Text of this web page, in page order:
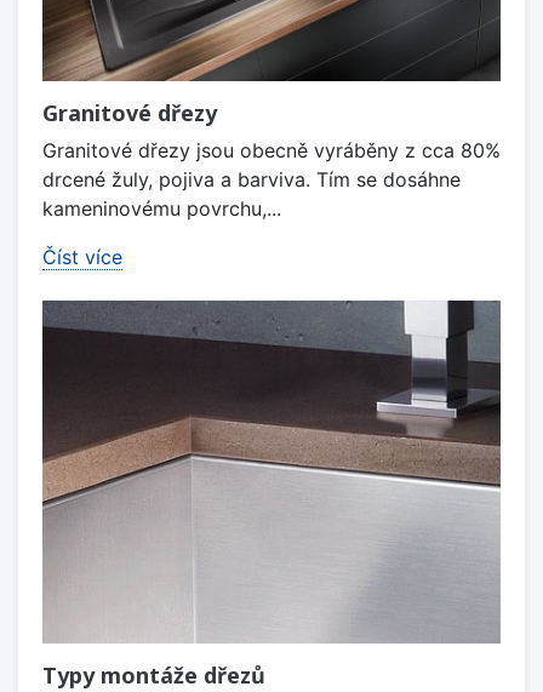
Granitové dřezy
Granitové dřezy jsou obecně vyráběny z cca 80%
drcené žuly, pojiva a barviva. Tím se dosáhne
kameninovému povrchu,...
Číst více
Typy montáže dřezů